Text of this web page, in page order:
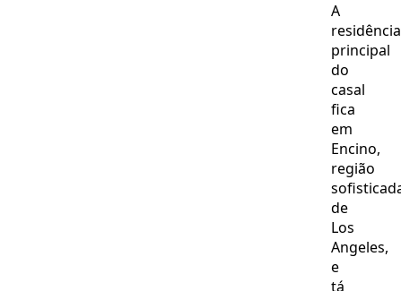
A
residência
principal
do
casal
fica
em
Encino,
região
de
Los
Angeles,
e
tá